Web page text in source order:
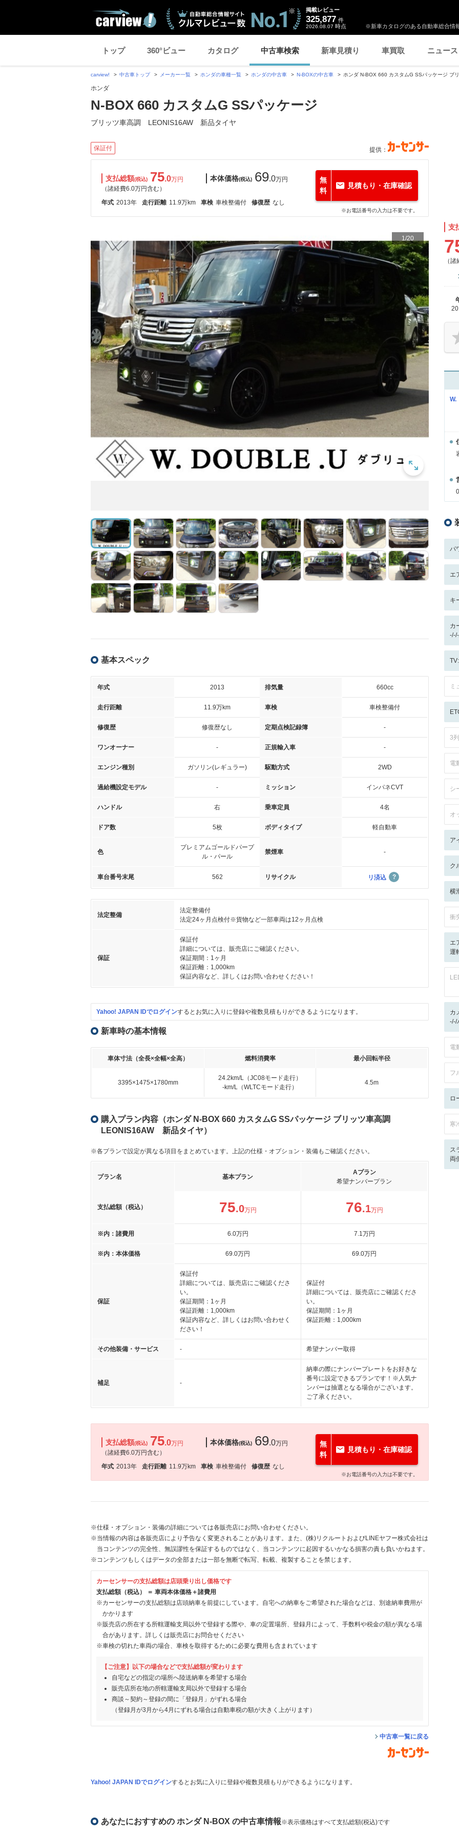
※新車カタログのある自動車総合情
掲載レビュー
325,877 件
2026.08.07 時点
トップ 360°ビュー カタログ 中古車検索 新車見積り 車買取 ニュース
carview! 中古車トップ メーカー一覧 ホンダの車種一覧 ホンダの中古車 N-BOXの中古車 ホンダ N-BOX 660 カスタムG SSパッケージ
ホンダ
N-BOX 660 カスタムG SSパッケージ
ブリッツ車高調 LEONIS16AW 新品タイヤ
保証付 提供：
支払総額(税込) 75.0万円
（諸経費6.0万円含む）
本体価格(税込) 69.0万円
年式 2013年 走行距離 11.9万km 車検 車検整備付 修復歴 なし
無
料
見積もり・在庫確認
※お電話番号の入力は不要です。
1/20
基本スペック
年式 2013 排気量 660cc
走行距離 11.9万km 車検 車検整備付
修復歴 修復歴なし 定期点検記録簿 -
ワンオーナー - 正規輸入車 -
エンジン種別 ガソリン(レギュラー) 駆動方式 2WD
過給機設定モデル - ミッション インパネCVT
ハンドル 右 乗車定員 4名
ドア数 5枚 ボディタイプ 軽自動車
色
プレミアムゴールドパープ
ル・パール
禁煙車 -
車台番号末尾 562 リサイクル リ済込
法定整備
法定整備付
法定24ヶ月点検付※貨物など一部車両は12ヶ月点検
保証
保証付
詳細については、販売店にご確認ください。
保証期間：1ヶ月
保証距離：1,000km
保証内容など、詳しくはお問い合わせください！
Yahoo! JAPAN IDでログインするとお気に入りに登録や複数見積もりができるようになります。
新車時の基本情報
車体寸法（全長×全幅×全高） 燃料消費率 最小回転半径
3395×1475×1780mm
24.2km/L（JC08モード走行）
-km/L（WLTCモード走行）
4.5m
購入プラン内容（ホンダ N-BOX 660 カスタムG SSパッケージ ブリッツ車高調
LEONIS16AW 新品タイヤ）
※各プランで設定が異なる項目をまとめています。上記の仕様・オプション・装備もご確認ください。
プラン名 基本プラン
Aプラン
希望ナンバープラン
支払総額（税込） 75.0万円 76.1万円
※内：諸費用 6.0万円 7.1万円
※内：本体価格 69.0万円 69.0万円
保証
保証付
詳細については、販売店にご確認くださ
い。
保証期間：1ヶ月
保証距離：1,000km
保証内容など、詳しくはお問い合わせく
ださい！
保証付
詳細については、販売店にご確認くださ
い。
保証期間：1ヶ月
保証距離：1,000km
その他装備・サービス - 希望ナンバー取得
補足 -
納車の際にナンバープレートをお好きな
番号に設定できるプランです！※人気ナ
ンバーは抽選となる場合がございます。
ご了承ください。
支払総額(税込) 75.0万円
（諸経費6.0万円含む）
本体価格(税込) 69.0万円
年式 2013年 走行距離 11.9万km 車検 車検整備付 修復歴 なし
無
料
見積もり・在庫確認
※お電話番号の入力は不要です。
※仕様・オプション・装備の詳細については各販売店にお問い合わせください。
※当情報の内容は各販売店により予告なく変更されることがあります。また、(株)リクルートおよびLINEヤフー株式会社は
当コンテンツの完全性、無誤謬性を保証するものではなく、当コンテンツに起因するいかなる損害の責も負いかねます。
※コンテンツもしくはデータの全部または一部を無断で転写、転載、複製することを禁じます。
カーセンサーの支払総額は店頭乗り出し価格です
支払総額（税込） ＝ 車両本体価格＋諸費用
※カーセンサーの支払総額は店頭納車を前提にしています。自宅への納車をご希望された場合などは、別途納車費用が
かかります
※販売店の所在する所轄運輸支局以外で登録する際や、車の定置場所、登録月によって、手数料や税金の額が異なる場
合があります。詳しくは販売店にお問合せください
※車検の切れた車両の場合、車検を取得するために必要な費用も含まれています
【ご注意】以下の場合などで支払総額が変わります
自宅などの指定の場所へ陸送納車を希望する場合
販売店所在地の所轄運輸支局以外で登録する場合
商談～契約～登録の間に「登録月」がずれる場合
（登録月が3月から4月にずれる場合は自動車税の額が大きく上がります）
中古車一覧に戻る
Yahoo! JAPAN IDでログインするとお気に入りに登録や複数見積もりができるようになります。
支
（
パ
エ
キ
カ
ミ
3
電
シ
オ
ア
ク
横
衝
エ
運
カ
-/-/
電
フ
ロ
寒
ス
両
あなたにおすすめの ホンダ N-BOX の中古車情報※表示価格はすべて支払総額(税込)です